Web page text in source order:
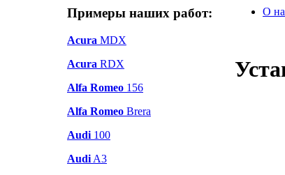
Примеры наших работ:
Acura MDX
Acura RDX
Alfa Romeo 156
Alfa Romeo Brera
Audi 100
Audi A3
О